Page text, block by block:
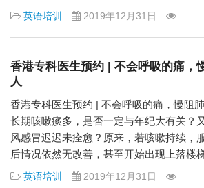
英语培训 2019年12月31日
香港专科医生预约 | 不会呼吸的痛，
人
香港专科医生预约 | 不会呼吸的痛，慢阻
长期咳嗽痰多，是否一定与年纪大有关？
风感冒迟迟未痊愈？原来，若咳嗽持续，
后情况依然无改善，甚至开始出现上落楼
英语培训 2019年12月31日